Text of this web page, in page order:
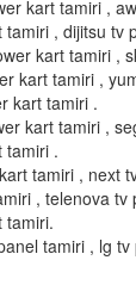
kart tamiri ,
tamiri , dijitsu tv
kart tamiri ,
kart tamiri ,
kart tamiri .
kart tamiri ,
tamiri .
tamiri , next
, telenova
tamiri.
tamiri , lg